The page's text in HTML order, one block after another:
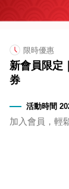
限時優惠
新會員限定
券
活動時間
加入會員，輕